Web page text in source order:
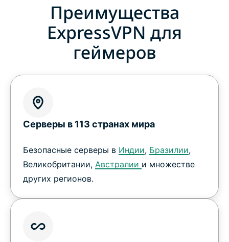
Преимущества
ExpressVPN для
геймеров
Серверы в 113 странах мира
Безопасные серверы в Индии, Бразилии,
Великобритании, Австралии и множестве
других регионов.